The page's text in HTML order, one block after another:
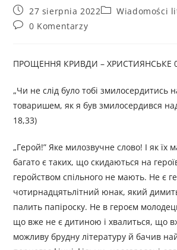
27 sierpnia 2022
Wiadomości
0 Komentarzy
ПРОЩЕННЯ КРИВДИ – ХРИСТИЯНСЬКЕ
„Чи не слід було тобі змилосердитись
товаришем, як я був змилосердився
18,33)
„Герой!” Яке милозвучне слово! І як їх
багато є таких, що скидаються на
геройством спільного не мають. Не є
чотирнадцятьлітний юнак, який
палить папіроску. Не в героєм
що вже не є дитиною і хвалиться, що
можливу брудну літературу й бачив